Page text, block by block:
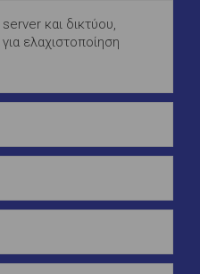
και δικτύου,
ελαχιστοποίηση